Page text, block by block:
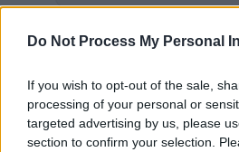
Do Not Process My Personal
If you wish to opt-out of the sale,
processing of your personal or
targeted advertising by us, please
section to confirm your selection.
Το βράδυ της Κυριακής
τελικού
Sounds Familiar All Star ».
μεταμφιέσεων του ANT1
εβδομάδες ρίχνει αυλαία.